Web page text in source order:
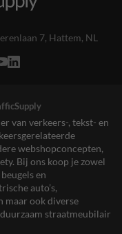
7, Hattem, NL
van verkeers-, tekst- en
webshopconcepten,
Bij ons koop je zowel
en
auto’s,
maar ook diverse
straatmeubilair